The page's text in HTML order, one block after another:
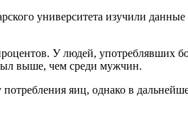
университета изучили данные
У людей, употреблявших
выше, чем среди мужчин.
яиц, однако в